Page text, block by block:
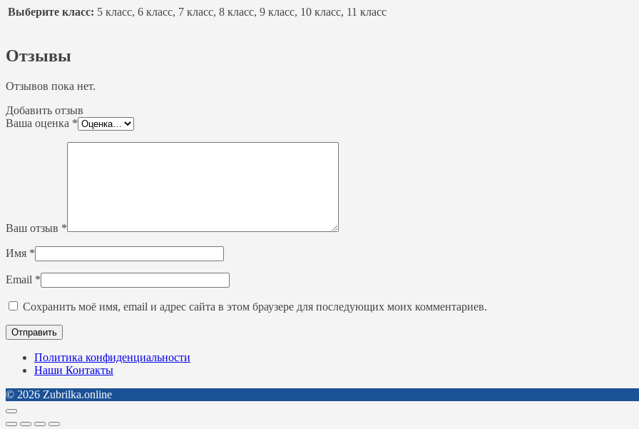
Выберите класс: 5 класс, 6 класс, 7 класс, 8 класс, 9 класс, 10 класс, 11 класс
Отзывы
Отзывов пока нет.
Добавить отзыв
Ваша оценка *
Ваш отзыв *
Имя *
Email *
Сохранить моё имя, email и адрес сайта в этом браузере для последующих моих комментариев.
Политика конфиденциальности
Наши Контакты
© 2026 Zubrilka.online